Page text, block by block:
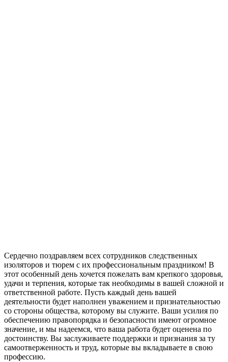
Сердечно поздравляем всех сотрудников следственных
изоляторов и тюрем с их профессиональным праздником! В
этот особенный день хочется пожелать вам крепкого здоровья,
удачи и терпения, которые так необходимы в вашей сложной и
ответственной работе. Пусть каждый день вашей
деятельности будет наполнен уважением и признательностью
со стороны общества, которому вы служите. Ваши усилия по
обеспечению правопорядка и безопасности имеют огромное
значение, и мы надеемся, что ваша работа будет оценена по
достоинству. Вы заслуживаете поддержки и признания за ту
самоотверженность и труд, которые вы вкладываете в свою
профессию.